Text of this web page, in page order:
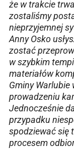
że w trakcie
zostaliśmy
nieprzyjemnej
Anny Osko
zostać
w szybkim
materiałów
Gminy Warlubie
prowadzeniu
Jednocześnie
przypadku
spodziewać się
procesem